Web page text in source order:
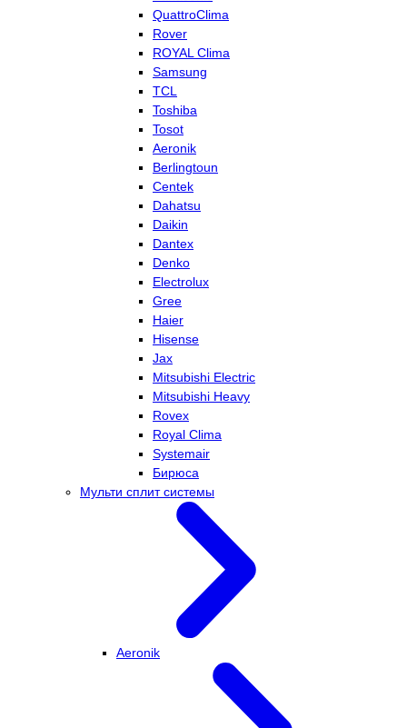
QuattroClima
Rover
ROYAL Clima
Samsung
TCL
Toshiba
Tosot
Aeronik
Berlingtoun
Centek
Dahatsu
Daikin
Dantex
Denko
Electrolux
Gree
Haier
Hisense
Jax
Mitsubishi Electric
Mitsubishi Heavy
Rovex
Royal Clima
Systemair
Бирюса
Мульти сплит системы
Aeronik